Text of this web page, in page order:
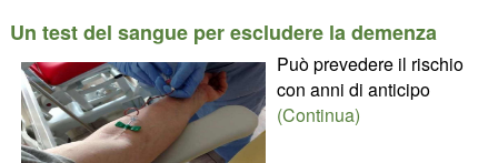
Un test del sangue per escludere la demenza
Può prevedere il rischio
con anni di anticipo
(Continua)